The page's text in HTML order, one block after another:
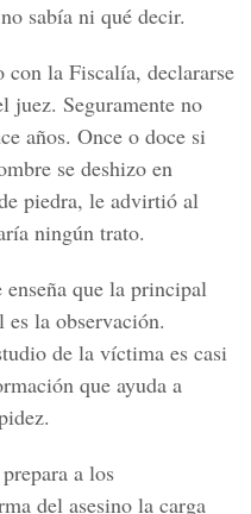
sabía ni qué decir.
con la Fiscalía, declararse
juez. Seguramente no
años. Once o doce si
se deshizo en
piedra, le advirtió al
ningún trato.
que la principal
la observación.
de la víctima es casi
que ayuda a
a los
del asesino la carga